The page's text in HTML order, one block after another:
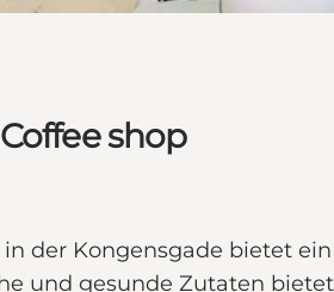
shop
in der Kongensgade bietet
und gesunde Zutaten